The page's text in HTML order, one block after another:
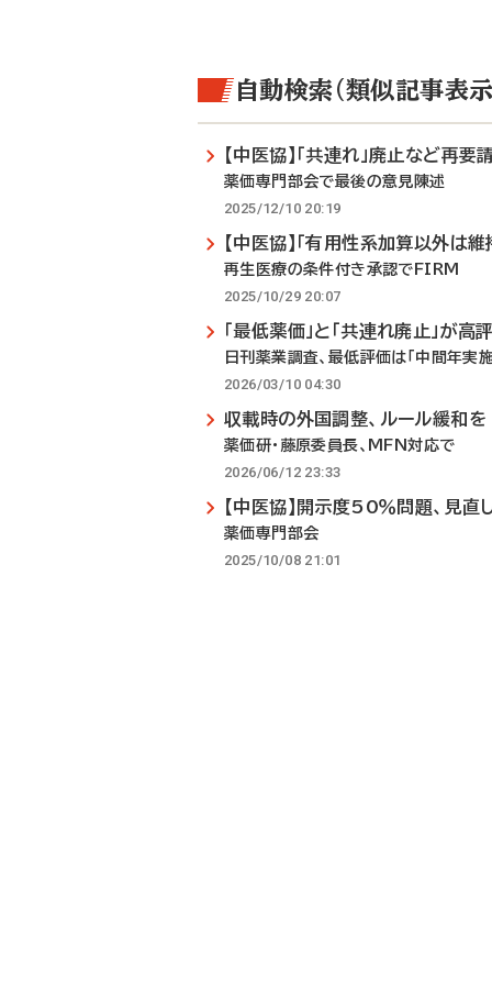
自動検索（類似記事表示
【中医協】「共連れ」廃止など再要
薬価専門部会で最後の意見陳述
2025/12/10 20:19
【中医協】「有用性系加算以外は維
再生医療の条件付き承認でFIRM
2025/10/29 20:07
「最低薬価」と「共連れ廃止」が高
日刊薬業調査、最低評価は「中間年実施
2026/03/10 04:30
収載時の外国調整、ルール緩和を
薬価研・藤原委員長、MFN対応で
2026/06/12 23:33
【中医協】開示度50％問題、見直
薬価専門部会
2025/10/08 21:01